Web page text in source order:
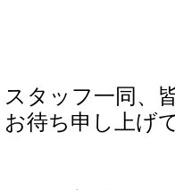
スタッフ一同、
お待ち申し上げ